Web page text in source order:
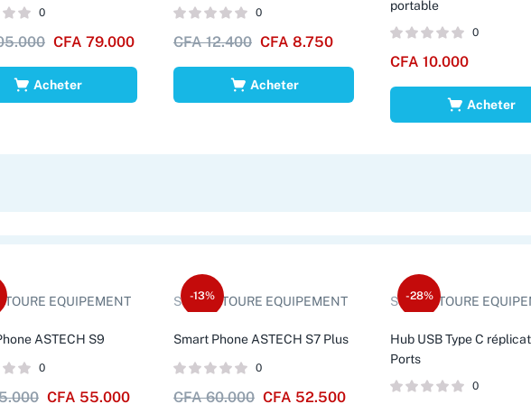
0
CFA 79.000
Acheter
0
CFA12.400 CFA 8.750
Acheter
portable
0
CFA 10.000
Acheter
TOURE EQUIPEMENT
ASTECH S9
0
CFA 55.000
-13%
Sold by: TOURE EQUIPEMENT
Smart Phone ASTECH S7 Plus
0
CFA60.000 CFA 52.500
-28%
Sold by: TOURE
Hub USB Type C
Ports
0